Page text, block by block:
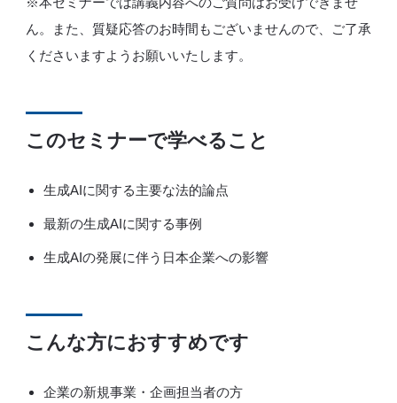
ん。また、質疑応答のお時間もございませんので、ご了承
くださいますようお願いいたします。
このセミナーで学べること
生成AIに関する主要な法的論点
最新の生成AIに関する事例
生成AIの発展に伴う日本企業への影響
こんな方におすすめです
企業の新規事業・企画担当者の方